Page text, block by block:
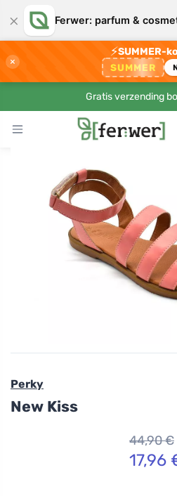
× Ferwer: parfum &
×
⚡SUMMER-
SUMMER
Gratis verzending
Perky
New Kiss
44,90 €
17,96